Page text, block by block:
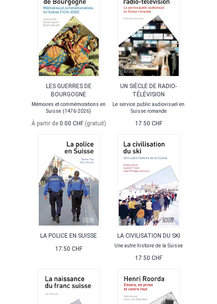
LES GUERRES DE
BOURGOGNE
Mémoires et commémorations en
Suisse (1476-2026)
À partir de 0.00 CHF (gratuit)
UN SIÈCLE DE RADIO-
TÉLÉVISION
Le service public audiovisuel en
Suisse romande
17.50 CHF
LA POLICE EN SUISSE
17.50 CHF
LA CIVILISATION DU SKI
Une autre histoire de la Suisse
17.50 CHF